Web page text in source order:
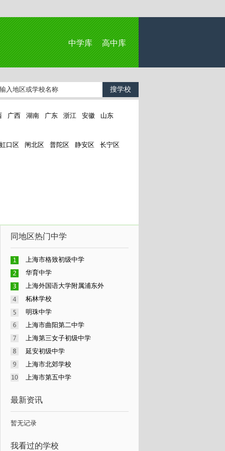
中学库 高中库
广西 湖南 广东 浙江 安徽 山东
虹口区 闸北区 普陀区 静安区 长宁区
同地区热门中学
上海市格致初级中学
华育中学
上海外国语大学附属浦东外
柘林学校
明珠中学
上海市曲阳第二中学
上海第三女子初级中学
延安初级中学
上海市北郊学校
上海市第五中学
最新资讯
暂无记录
我看过的学校